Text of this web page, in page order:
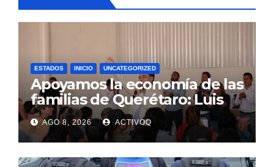
ESTADOS INICIO UNCATEGORIZED
Apoyamos la economía de las
familias de Querétaro: Luis
Nava
AGO 8, 2026 ACTIVOQ